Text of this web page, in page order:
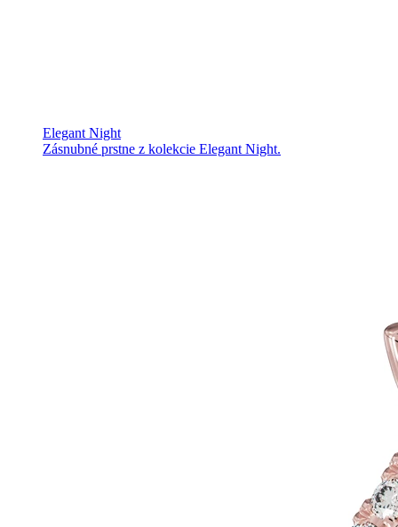
Elegant Night
Zásnubné prstne z kolekcie Elegant Night.